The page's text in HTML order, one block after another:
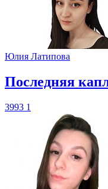
Юлия Латипова
​Последняя
3993 1